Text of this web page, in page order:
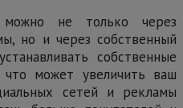
не только через
но и через собственный
собственные
может увеличить ваш
сетей и рекламы